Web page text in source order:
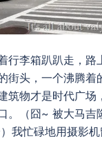
行李箱趴趴走，路
街头，一个沸腾着
筑物才是时代广场
。（囧~ 被大马吉
我忙碌地用摄影